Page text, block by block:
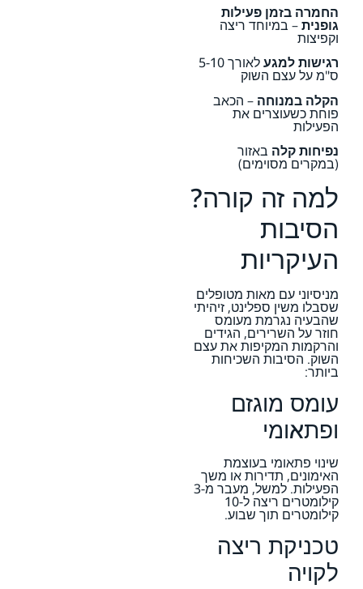
החמרה בזמן פעילות
גופנית– במיוחד ריצה
וקפיצות
רגישות למגע
לאורך 5-10
ס"מ על עצם השוק
הקלה במנוחה – הכאב
פוחת כשעוצרים את
הפעילות
נפיחות קלה באזור
(במקרים מסוימים)
למה זה קורה?
הסיבות
העיקריות
מניסיוני עם מאות מטופלים
שסבלו משין ספלינט, זיהיתי
שהבעיה נגרמת מעומס
חוזר על השרירים, הגידים
והרקמות המקיפות את עצם
השוק. הסיבות השכיחות
ביותר:
עומס מוגזם
ופתאומי
שינוי פתאומי בעוצמת
האימונים, תדירות או משך
הפעילות. למשל, מעבר מ-3
קילומטרים ריצה ל-10
קילומטרים תוך שבוע.
טכניקת ריצה
לקויה